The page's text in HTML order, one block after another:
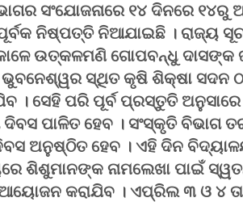
ସଂଯୋଜନାରେ ୧୪ ଦିନରେ
ନିଷ୍ପତ୍ତି ନିଆଯାଇଛି । ରାଜ୍ୟ
ଉତ୍କଳମଣି ଗୋପବନ୍ଧୁ ଦାସଙ୍କ
ଭୁବନେଶ୍ୱର ସ୍ଥିତ କୃଷି ଶିକ୍ଷା ସଦନ
। ସେହି ପରି ପୂର୍ବ ପ୍ରସ୍ତୁତି
ପାଳିତ ହେବ । ସଂସ୍କୃତି ବିଭାଗ
ଅନୁଷ୍ଠିତ ହେବ । ଏହି ଦିନ
ଶିଶୁମାନଙ୍କ ନାମଲେଖା ପାଇଁ
କରାଯିବ । ଏପ୍ରିଲ ୩ ଓ ୪